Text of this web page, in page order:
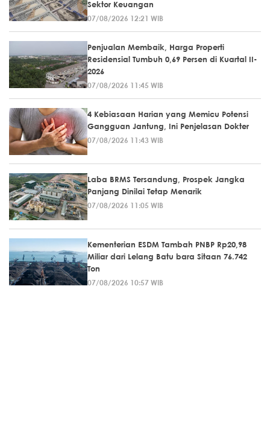
Sektor Keuangan
07/08/2026 12:21 WIB
Penjualan Membaik, Harga Properti
Residensial Tumbuh 0,69 Persen di Kuartal II-
2026
07/08/2026 11:45 WIB
4 Kebiasaan Harian yang Memicu Potensi
Gangguan Jantung, Ini Penjelasan Dokter
07/08/2026 11:43 WIB
Laba BRMS Tersandung, Prospek Jangka
Panjang Dinilai Tetap Menarik
07/08/2026 11:05 WIB
Kementerian ESDM Tambah PNBP Rp20,98
Miliar dari Lelang Batu bara Sitaan 76.742
Ton
07/08/2026 10:57 WIB